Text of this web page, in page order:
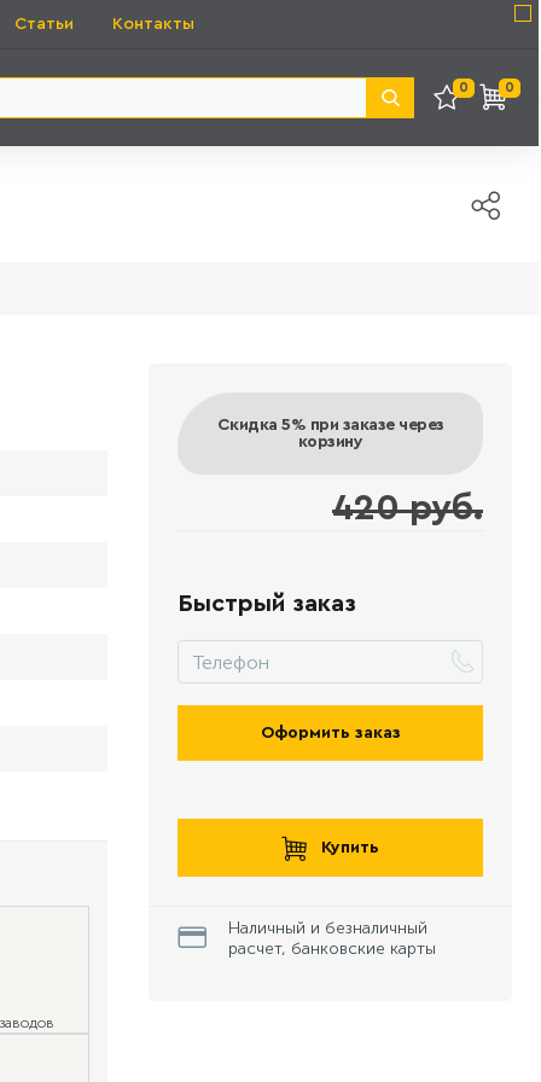
Статьи Контакты
0 0
Скидка 5% при заказе через
корзину
420 руб.
Быстрый заказ
Оформить заказ
Купить
Наличный и безналичный
расчет, банковские карты